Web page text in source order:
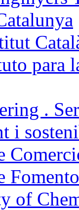
para
.
i
Fomento
of